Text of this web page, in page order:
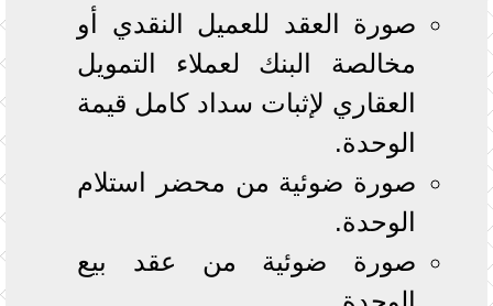
صورة العقد للعميل النقدي أو
مخالصة البنك لعملاء التمويل
العقاري لإثبات سداد كامل قيمة
الوحدة.
صورة ضوئية من محضر استلام
الوحدة.
صورة ضوئية من عقد بيع